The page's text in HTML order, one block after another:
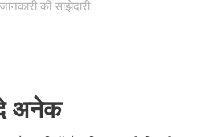
की साझेदारी
अनेक